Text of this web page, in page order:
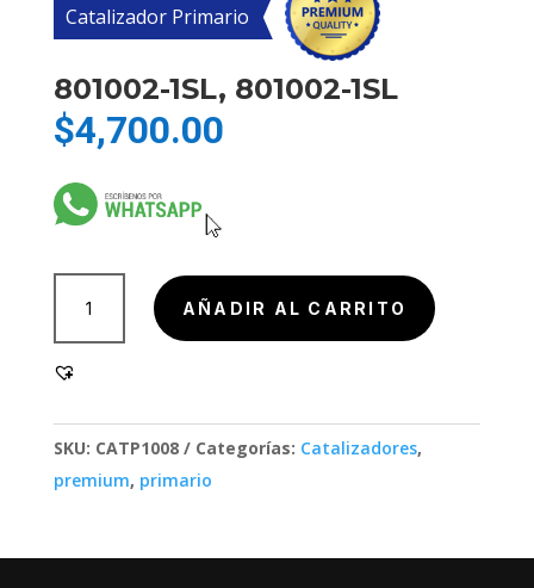
Catalizador Primario
801002-1SL, 801002-1SL
$4,700.00
801002-
1SL
cantidad
AÑADIR AL CARRITO
SKU: CATP1008 Categorías: Catalizadores,
premium, primario